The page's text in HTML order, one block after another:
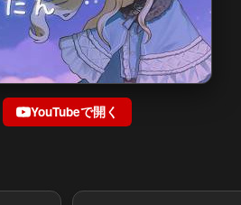
YouTubeで開く